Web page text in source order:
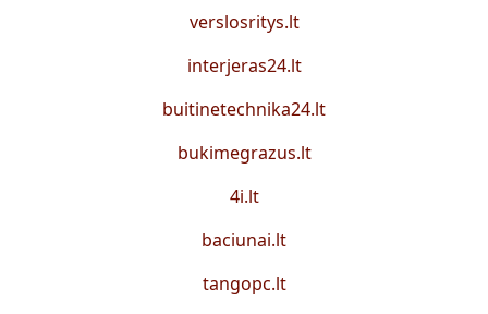
verslosritys.lt
interjeras24.lt
buitinetechnika24.lt
bukimegrazus.lt
4i.lt
baciunai.lt
tangopc.lt